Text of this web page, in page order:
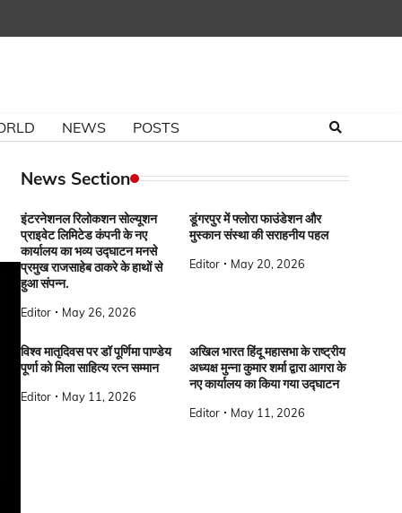
NEWS POSTS
News Section
इंटरनेशनल रिलोकशन सोल्यूशन
प्राइवेट लिमिटेड कंपनी के नए
कार्यालय का भव्य उद्घाटन मनसे
प्रमुख राजसाहेब ठाकरे के हाथों से
हुआ संपन्न.
Editor May 26, 2026
डूंगरपुर में फ्लोरा फाउंडेशन और
मुस्कान संस्था की सराहनीय पहल
Editor May 20, 2026
विश्व मातृदिवस पर डॉ पूर्णिमा पाण्डेय
पूर्णा को मिला साहित्य रत्न सम्मान
Editor May 11, 2026
अखिल भारत हिंदू महासभा के राष्ट्रीय
अध्यक्ष मुन्ना कुमार शर्मा द्वारा आगरा के
नए कार्यालय का किया गया उद्घाटन
Editor May 11, 2026